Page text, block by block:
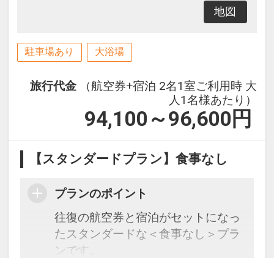
地図
駐車場あり 大浴場
旅行代金
（航空券+宿泊 2名1室ご利用時 大
人1名様あたり）
94,100～96,600 円
【スタンダードプラン】食事なし
プランのポイント
往復の航空券と宿泊がセットになっ
たスタンダードな＜食事なし＞プラ
ンです。